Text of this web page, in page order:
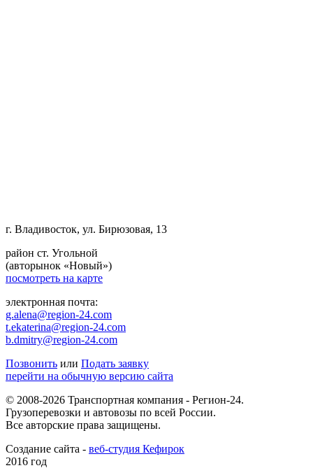
г. Владивосток, ул. Бирюзовая, 13
район ст. Угольной
(авторынок «Новый»)
посмотреть на карте
электронная почта:
g.alena@region-24.com
t.ekaterina@region-24.com
b.dmitry@region-24.com
Позвонить или Подать заявку
перейти на обычную версию сайта
© 2008-2026 Транспортная компания - Регион-24.
Грузоперевозки и автовозы по всей России.
Все авторские права защищены.
Создание сайта - веб-студия Кефирок
2016 год